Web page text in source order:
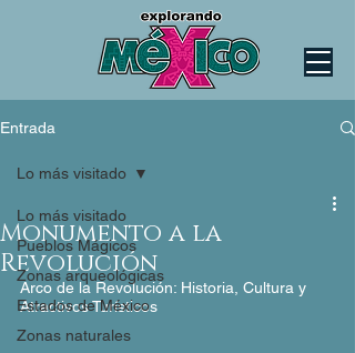
Entrada
Lo más visitado
Pueblos Mágicos
Zonas arqueológicas
Estados de México
Zonas naturales
Lo más visitado
Monumento a la
Revolución
Arco de la Revolución: Historia, Cultura y
Atractivos Turísticos